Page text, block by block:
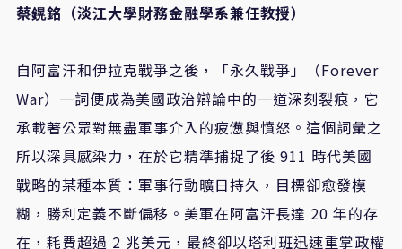
蔡鎤銘（淡江大學財務金融學系兼任教授）
自阿富汗和伊拉克戰爭之後，「永久戰爭」（Forever
War）一詞便成為美國政治辯論中的一道深刻裂痕，它
承載著公眾對無盡軍事介入的疲憊與憤怒。這個詞彙之
所以深具感染力，在於它精準捕捉了後 911 時代美國
戰略的某種本質：軍事行動曠日持久，目標卻愈發模
糊，勝利定義不斷偏移。美軍在阿富汗長達 20 年的存
在，耗費超過 2 兆美元，最終卻以塔利班迅速重掌政權